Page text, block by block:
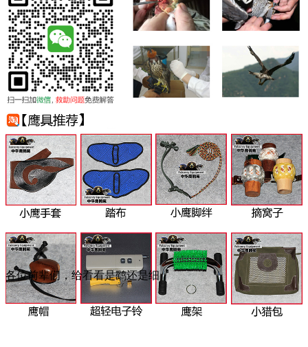
各位前辈们，给看看是鹞还是细